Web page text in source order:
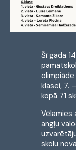
Šī gada
klasei, 7.
kopā 71
Vēlamies
angļu
skolu